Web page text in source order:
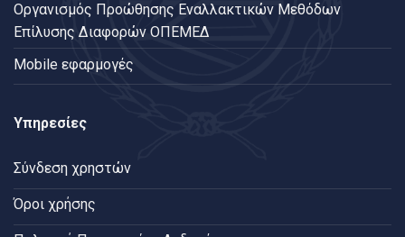
Oργανισμός Προώθησης Εναλλακτικών Μεθόδων
Επίλυσης Διαφορών ΟΠΕΜΕΔ
Mobile εφαρμογές
Υπηρεσίες
Σύνδεση χρηστών
Όροι χρήσης